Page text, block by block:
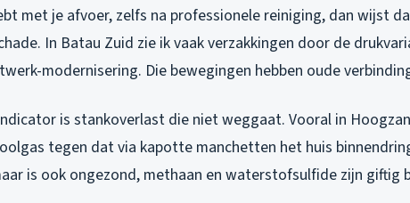
met je afvoer, zelfs na professionele reiniging, dan wijst
In Batau Zuid zie ik vaak verzakkingen door de
modernisering. Die bewegingen hebben oude
is stankoverlast die niet weggaat. Vooral in
tegen dat via kapotte manchetten het huis
is ook ongezond, methaan en waterstofsulfide zijn giftig